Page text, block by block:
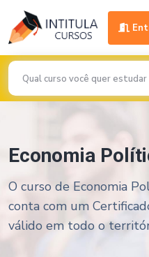
Economia
O curso de Economia
conta com um
válido em todo o